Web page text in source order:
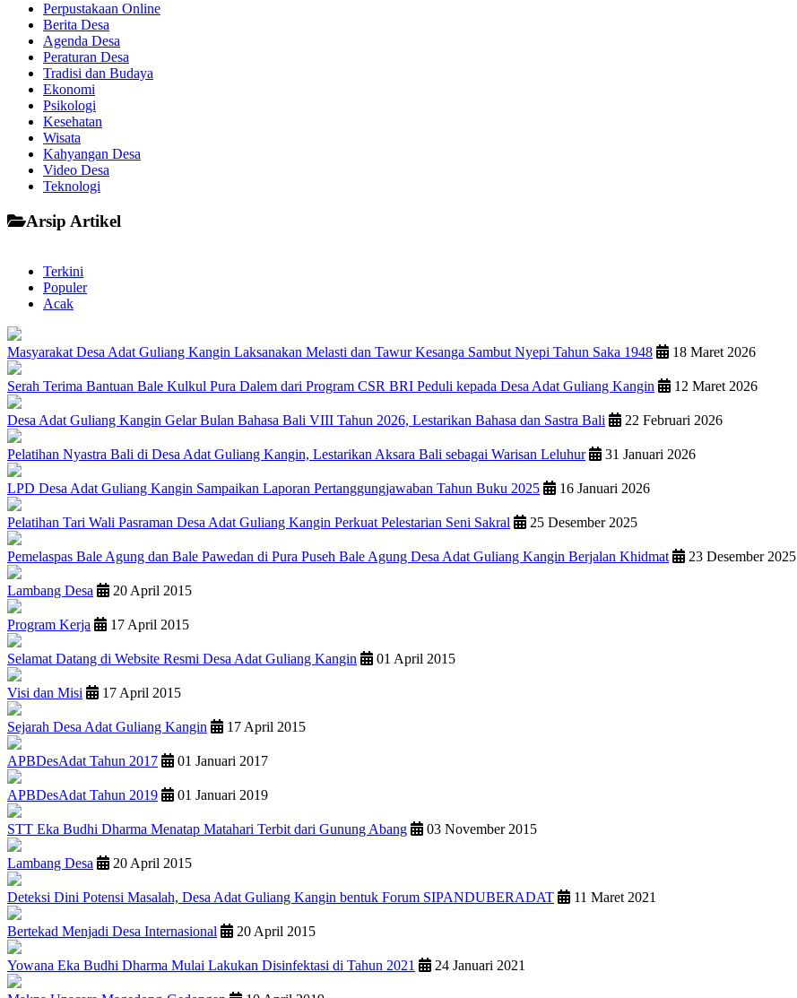
Perpustakaan Online
Berita Desa
Agenda Desa
Peraturan Desa
Tradisi dan Budaya
Ekonomi
Psikologi
Kesehatan
Wisata
Kahyangan Desa
Video Desa
Teknologi
Arsip Artikel
Terkini
Populer
Acak
Masyarakat Desa Adat Guliang Kangin Laksanakan Melasti dan Tawur Kesanga Sambut Nyepi Tahun Saka 1948 18 Maret 2026
Serah Terima Bantuan Bale Kulkul Pura Dalem dari Program CSR BRI Peduli kepada Desa Adat Guliang Kangin 12 Maret 2026
Desa Adat Guliang Kangin Gelar Bulan Bahasa Bali VIII Tahun 2026, Lestarikan Bahasa dan Sastra Bali 22 Februari 2026
Pelatihan Nyastra Bali di Desa Adat Guliang Kangin, Lestarikan Aksara Bali sebagai Warisan Leluhur 31 Januari 2026
LPD Desa Adat Guliang Kangin Sampaikan Laporan Pertanggungjawaban Tahun Buku 2025 16 Januari 2026
Pelatihan Tari Wali Pasraman Desa Adat Guliang Kangin Perkuat Pelestarian Seni Sakral 25 Desember 2025
Pemelaspas Bale Agung dan Bale Pawedan di Pura Puseh Bale Agung Desa Adat Guliang Kangin Berjalan Khidmat 23 Desember 2025
Lambang Desa 20 April 2015
Program Kerja 17 April 2015
Selamat Datang di Website Resmi Desa Adat Guliang Kangin 01 April 2015
Visi dan Misi 17 April 2015
Sejarah Desa Adat Guliang Kangin 17 April 2015
APBDesAdat Tahun 2017 01 Januari 2017
APBDesAdat Tahun 2019 01 Januari 2019
STT Eka Budhi Dharma Menatap Matahari Terbit dari Gunung Abang 03 November 2015
Lambang Desa 20 April 2015
Deteksi Dini Potensi Masalah, Desa Adat Guliang Kangin bentuk Forum SIPANDUBERADAT 11 Maret 2021
Bertekad Menjadi Desa Internasional 20 April 2015
Yowana Eka Budhi Dharma Mulai Lakukan Disinfektasi di Tahun 2021 24 Januari 2021